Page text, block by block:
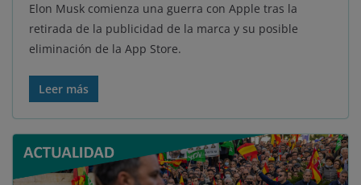
Elon Musk comienza una guerra con Apple tras la
retirada de la publicidad de la marca y su posible
eliminación de la App Store.
Leer más